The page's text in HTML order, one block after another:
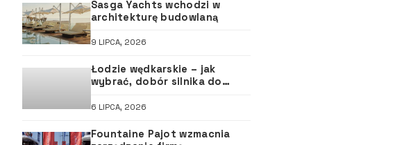
Sasga Yachts wchodzi w
architekturę budowlaną
9 LIPCA, 2026
Łodzie wędkarskie – jak
wybrać, dobór silnika do
6 LIPCA, 2026
Fountaine Pajot wzmacnia